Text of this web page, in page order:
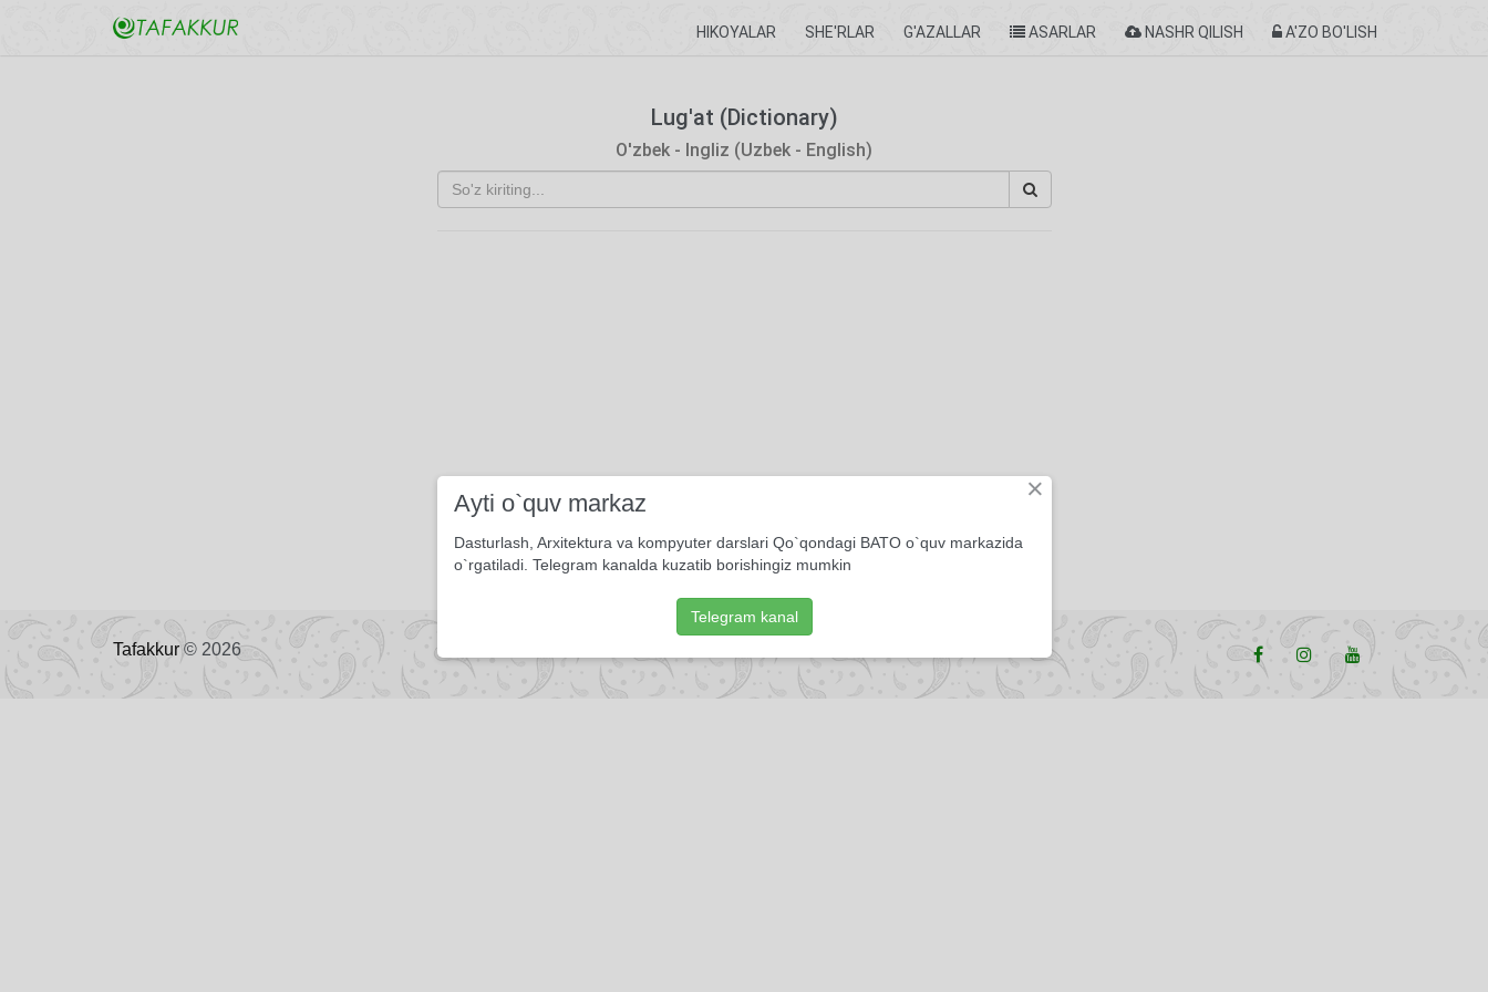
HIKOYALAR SHE'RLAR G'AZALLAR ASARLAR NASHR QILISH A'ZO BO'LISH
Lug'at (Dictionary)
O'zbek - Ingliz (Uzbek - English)
Tafakkur© 2026
×
Ayti o`quv markaz
Dasturlash, Arxitektura va kompyuter darslari Qo`qondagi BATO o`quv markazida
o`rgatiladi. Telegram kanalda kuzatib borishingiz mumkin
Telegram kanal